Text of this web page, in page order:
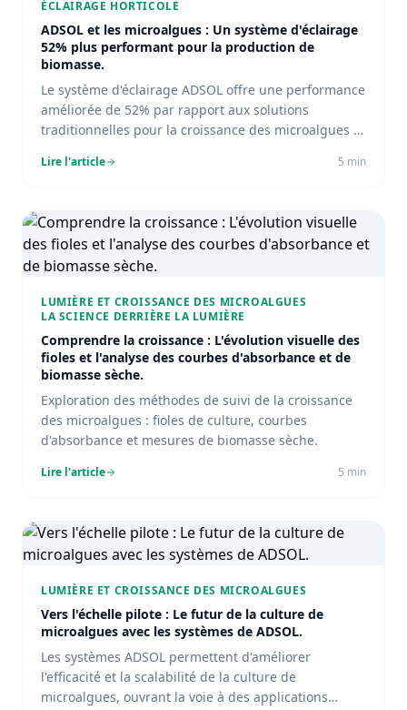
ÉCLAIRAGE HORTICOLE
ADSOL et les microalgues : Un système d'éclairage
52% plus performant pour la production de
biomasse.
Le système d'éclairage ADSOL offre une performance
améliorée de 52% par rapport aux solutions
traditionnelles pour la croissance des microalgues et
Lire l'article 5 min
LUMIÈRE ET CROISSANCE DES MICROALGUES
LA SCIENCE DERRIÈRE LA LUMIÈRE
Comprendre la croissance : L'évolution visuelle des
fioles et l'analyse des courbes d'absorbance et de
biomasse sèche.
Exploration des méthodes de suivi de la croissance
des microalgues : fioles de culture, courbes
d'absorbance et mesures de biomasse sèche.
Lire l'article 5 min
LUMIÈRE ET CROISSANCE DES MICROALGUES
Vers l'échelle pilote : Le futur de la culture de
microalgues avec les systèmes de ADSOL.
Les systèmes ADSOL permettent d'améliorer
l'efficacité et la scalabilité de la culture de
microalgues, ouvrant la voie à des applications